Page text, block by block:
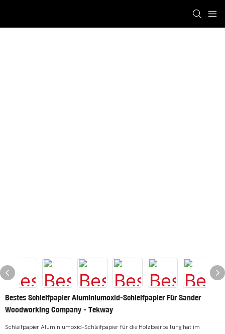
Bestes Schleifpapier Aluminiumoxid-Schleifpapier Für Sander
Woodworking Company - Tekway
Schleifpapier Aluminiumoxid-Schleifpapier für die Holzbearbeitung hat im